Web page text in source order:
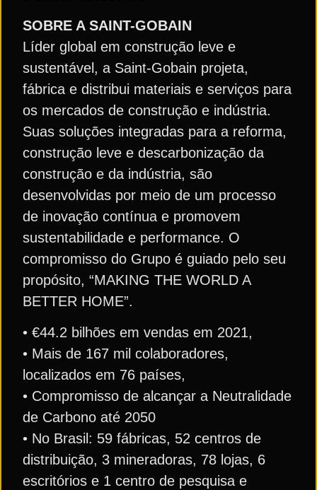
SOBRE A SAINT-GOBAIN
Líder global em construção leve e
sustentável, a Saint-Gobain projeta,
fábrica e distribui materiais e serviços para
os mercados de construção e indústria.
Suas soluções integradas para a reforma,
construção leve e descarbonização da
construção e da indústria, são
desenvolvidas por meio de um processo
de inovação contínua e promovem
sustentabilidade e performance. O
compromisso do Grupo é guiado pelo seu
propósito, “MAKING THE WORLD A
BETTER HOME”.
• €44.2 bilhões em vendas em 2021,
• Mais de 167 mil colaboradores,
localizados em 76 países,
• Compromisso de alcançar a Neutralidade
de Carbono até 2050
• No Brasil: 59 fábricas, 52 centros de
distribuição, 3 mineradoras, 78 lojas, 6
escritórios e 1 centro de pesquisa e